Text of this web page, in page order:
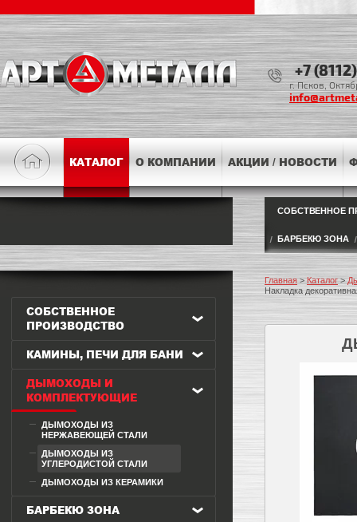
+7
г. Псков,
КАТАЛОГ О КОМПАНИИ АКЦИИ / НОВОСТИ
СОБСТВЕННОЕ
БАРБЕКЮ ЗОНА
Главная>Каталог>
Накладка
СОБСТВЕННОЕ
ПРОИЗВОДСТВО
КАМИНЫ, ПЕЧИ ДЛЯ БАНИ
ДЫМОХОДЫ И
КОМПЛЕКТУЮЩИЕ
ДЫМОХОДЫ ИЗ
НЕРЖАВЕЮЩЕЙ СТАЛИ
ДЫМОХОДЫ ИЗ
УГЛЕРОДИСТОЙ СТАЛИ
ДЫМОХОДЫ ИЗ КЕРАМИКИ
БАРБЕКЮ ЗОНА